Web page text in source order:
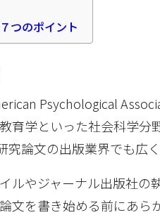
つのポイント
Psychological
育学といった社会科学分
究論文の出版業界でも広
ルやジャーナル出版社の
文を書き始める前にあら